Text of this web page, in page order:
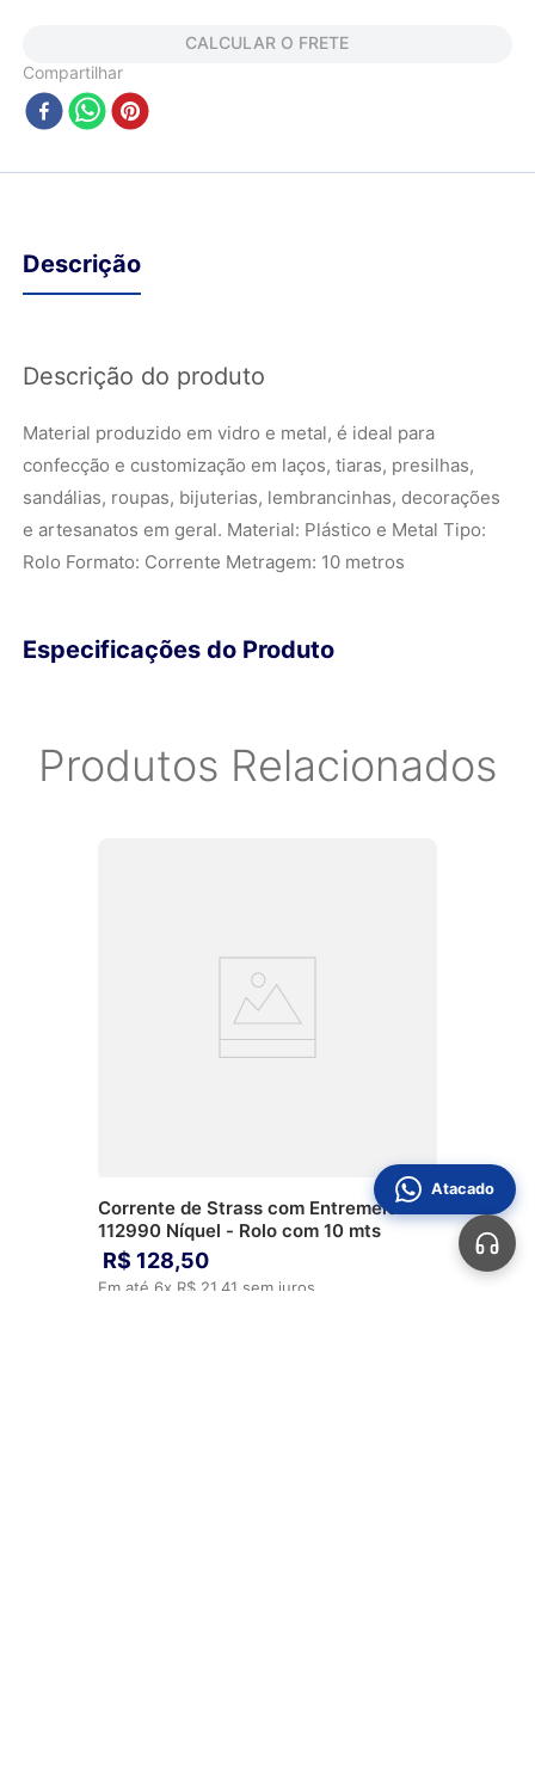
CALCULAR O FRETE
Compartilhar
Descrição
Descrição do produto
Material produzido em vidro e metal, é ideal para
confecção e customização em laços, tiaras, presilhas,
sandálias, roupas, bijuterias, lembrancinhas, decorações
e artesanatos em geral. Material: Plástico e Metal Tipo:
Rolo Formato: Corrente Metragem: 10 metros
Especificações do Produto
Produtos Relacionados
Corrente de Strass com Entremeio
112990 Níquel - Rolo com 10 mts
R$ 128,50
Em até 6x R$ 21, 41 sem juros
Atacado